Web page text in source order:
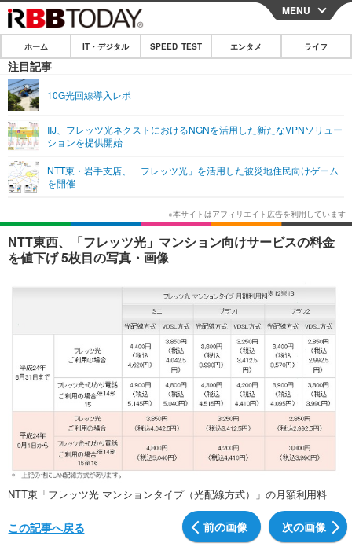
CLOSE
ホーム
IT・デジタル
ネタ
ショッピング その他
エンタメ
エンタメTOP
韓国・芸能
音楽 スポーツ
その他
ライフ
ライフTOP グルメ
ペット ショッピング
リリース一覧
プッシュ通知の停止方法
MENU
ホーム IT・デジタル SPEED TEST エンタメ ライフ
注目記事
10G光回線導入レポ
IIJ、フレッツ光ネクストにおけるNGNを活用した新たなVPNソリュー
ションを提供開始
NTT東・岩手支店、「フレッツ光」を活用した被災地住民向けゲーム
を開催
NTT東西、「フレッツ光」マンション向けサービスの料金
を値下げ 5枚目の写真・画像
NTT東「フレッツ光 マンションタイプ（光配線方式）」の月額利用料
前の画像 次の画像
この記事へ戻る